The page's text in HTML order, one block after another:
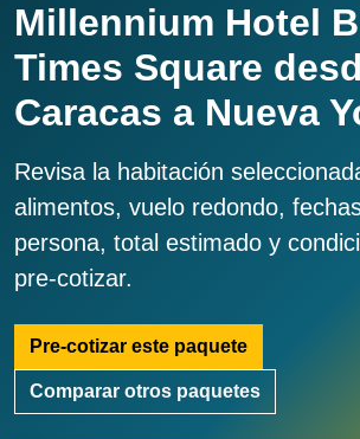
Millennium Hotel
Times Square
Caracas a Nueva
Revisa la habitación
alimentos, vuelo redondo,
persona, total estimado y
pre-cotizar.
Pre-cotizar este paquete
Comparar otros paquetes